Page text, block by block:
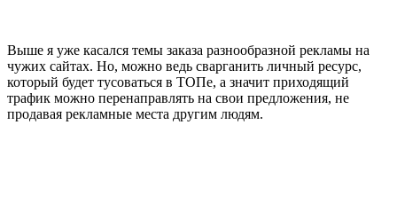
Выше я уже касался темы заказа разнообразной рекламы на
чужих сайтах. Но, можно ведь сварганить личный ресурс,
который будет тусоваться в ТОПе, а значит приходящий
трафик можно перенаправлять на свои предложения, не
продавая рекламные места другим людям.